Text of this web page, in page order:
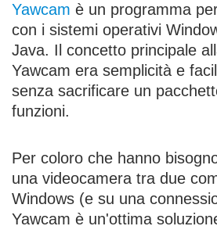
Yawcam è un programma
con i sistemi operativi
Java. Il concetto principale
Yawcam era semplicità e
senza sacrificare un
funzioni.
Per coloro che hanno
una videocamera tra due
Windows (e su una
Yawcam è un'ottima